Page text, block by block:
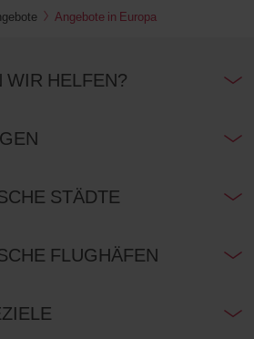
Angebote in Europa
HELFEN?
STÄDTE
FLUGHÄFEN